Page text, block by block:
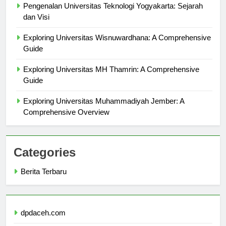
Pengenalan Universitas Teknologi Yogyakarta: Sejarah
Exploring Universitas Wisnuwardhana: A Comprehensive
Exploring Universitas MH Thamrin: A Comprehensive
Exploring Universitas Muhammadiyah Jember: A
Categories